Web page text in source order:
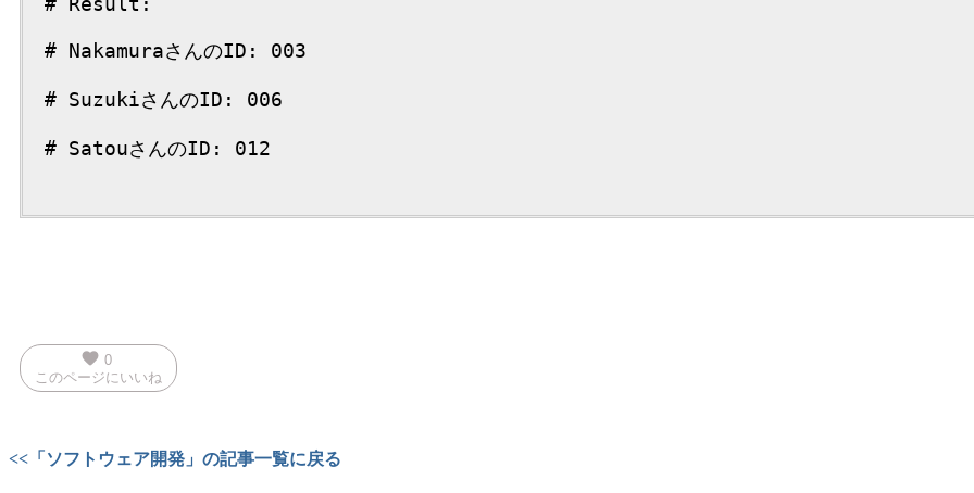
# NakamuraさんのID: 003
# SuzukiさんのID: 006
# SatouさんのID: 012
favorite 0
このページにいいね
<<「ソフトウェア開発」の記事一覧に戻る